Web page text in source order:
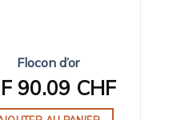
Flocon d’or
90.09 CHF